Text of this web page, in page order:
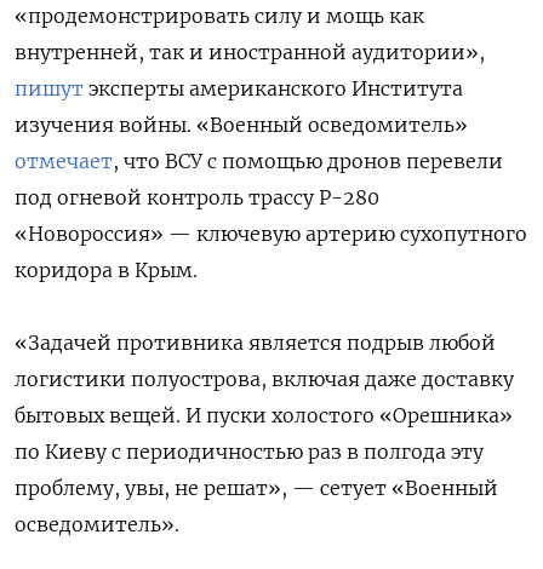
«продемонстрировать силу и мощь как
внутренней, так и иностранной аудитории»,
пишут эксперты американского Института
изучения войны. «Военный осведомитель»
отмечает, что ВСУ с помощью дронов перевели
под огневой контроль трассу Р-280
«Новороссия» — ключевую артерию сухопутного
коридора в Крым.
«Задачей противника является подрыв любой
логистики полуострова, включая даже доставку
бытовых вещей. И пуски холостого «Орешника»
по Киеву с периодичностью раз в полгода эту
проблему, увы, не решат», — сетует «Военный
осведомитель».